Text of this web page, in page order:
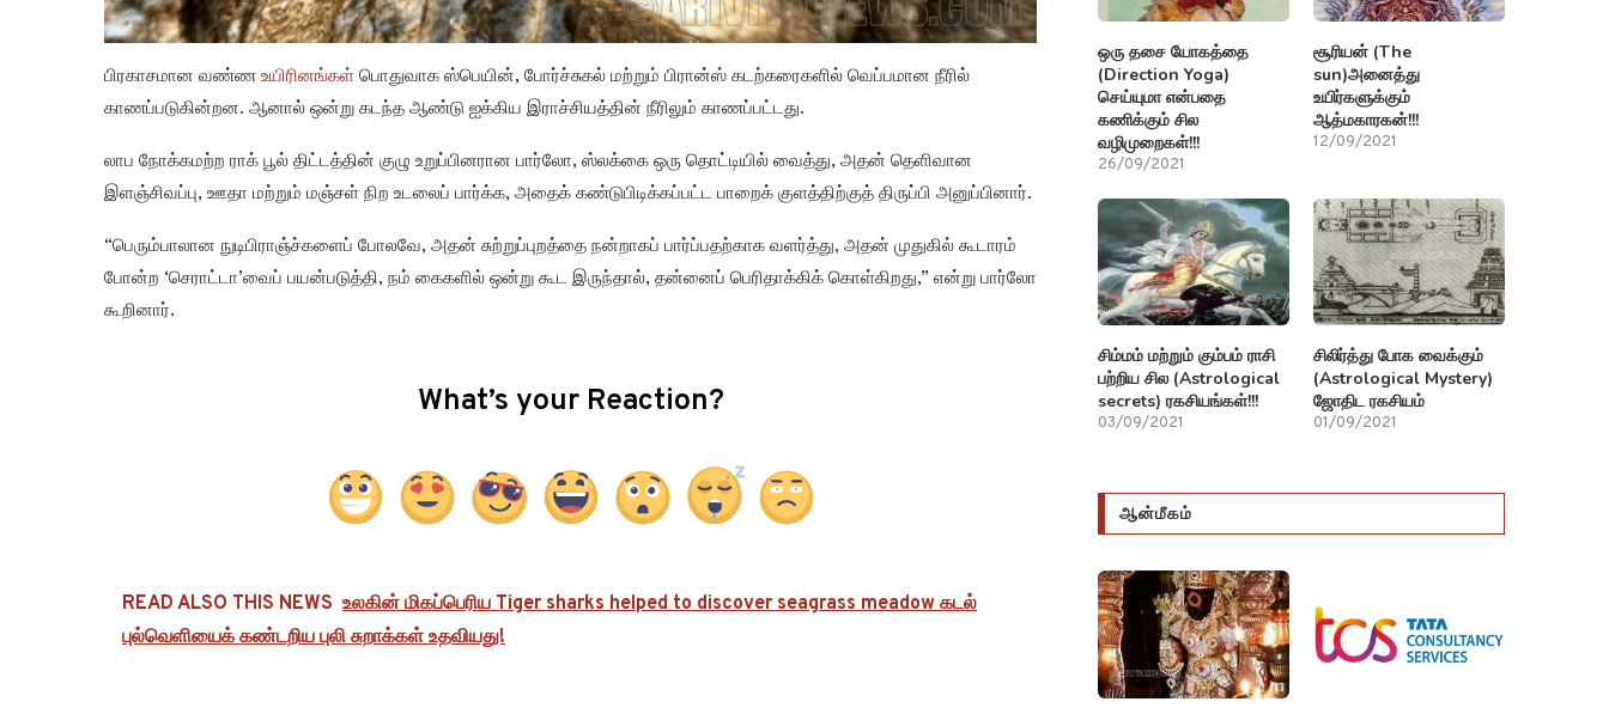
பிரகாசமான வண்ண உயிரினங்கள் பொதுவாக ஸ்பெயின், போர்ச்சுகல் மற்றும் பிரான்ஸ் கடற்கரைகளில் வெப்பமான நீரில்
காணப்படுகின்றன. ஆனால் ஒன்று கடந்த ஆண்டு ஐக்கிய இராச்சியத்தின் நீரிலும் காணப்பட்டது.
லாப நோக்கமற்ற ராக் பூல் திட்டத்தின் குழு உறுப்பினரான பார்லோ, ஸ்லக்கை ஒரு தொட்டியில் வைத்து, அதன் தெளிவான
இளஞ்சிவப்பு, ஊதா மற்றும் மஞ்சள் நிற உடலைப் பார்க்க, அதைக் கண்டுபிடிக்கப்பட்ட பாறைக் குளத்திற்குத் திருப்பி அனுப்பினார்.
“பெரும்பாலான நுடிபிராஞ்ச்களைப் போலவே, அதன் சுற்றுப்புறத்தை நன்றாகப் பார்ப்பதற்காக வளர்த்து, அதன் முதுகில் கூடாரம்
போன்ற ‘செராட்டா’வைப் பயன்படுத்தி, நம் கைகளில் ஒன்று கூட இருந்தால், தன்னைப் பெரிதாக்கிக் கொள்கிறது,” என்று பார்லோ
கூறினார்.
What’s your Reaction?
READ ALSO THIS NEWS உலகின் மிகப்பெரிய Tiger sharks helped to discover seagrass meadow கடல்
புல்வெளியைக் கண்டறிய புலி சுறாக்கள் உதவியது!
ஒரு தசை யோகத்தை
(Direction Yoga)
செய்யுமா என்பதை
கணிக்கும் சில
வழிமுறைகள்!!!
26/09/2021
சூரியன் (The
sun)அனைத்து
உயிர்களுக்கும்
ஆத்மகாரகன்!!!
12/09/2021
சிம்மம் மற்றும் கும்பம் ராசி
பற்றிய சில (Astrological
secrets) ரகசியங்கள்!!!
03/09/2021
சிலிர்த்து போக வைக்கும்
(Astrological Mystery)
ஜோதிட ரகசியம்
01/09/2021
ஆன்மீகம்